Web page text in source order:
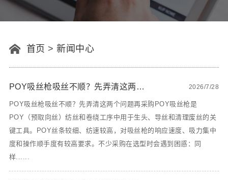
首页 >新闻中心
POY吸丝枪吸丝不顺？先弄清这两个问题再采购 2026/7/28
POY吸丝枪吸丝不顺？先弄清这两个问题再采购POY吸丝枪是
POY（预取向丝）纺丝和卷绕工序中用于生头、导丝和清理废丝的关
键工具。POY丝条较细、纺速较高，对吸丝枪的响应速度、吸力集中
度和操作顺手度有较高要求。不少采购在选型时会遇到困惑：同
样......